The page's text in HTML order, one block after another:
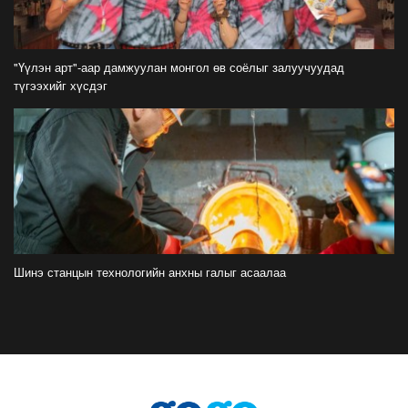
08.01 гэхэд нийслэлчүүдэд мэдээлээрэй
2026-07-20
Цомоо өргөж, ялалтаа тэмдэглэх аваргуудын
2026-07-20
ФОТО: Хөл бөмбөгийн ДАШТ-д анх удаа
зохион байгуулсан завсарлагааны шоу
тоглолтоос
2026-07-20
ФОТО: Дэлхийн хошой аварга Испани
2026-07-20
"Үүлэн арт"-аар дамжуулан монгол өв соёлыг залуучуудад
түгээхийг хүсдэг
Шинэ станцын технологийн анхны галыг асаалаа